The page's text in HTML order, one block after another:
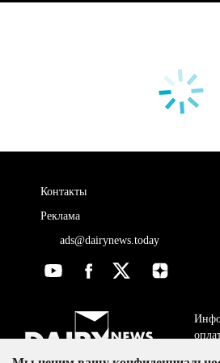
Контакты
Реклама
ads@dairynews.today